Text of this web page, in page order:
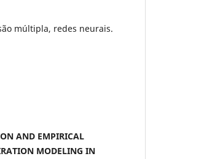
múltipla, redes neurais.
AND EMPIRICAL
MODELING IN